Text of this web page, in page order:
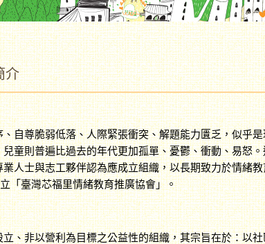
介
、自尊脆弱低落、人際緊張衝突、解題能力匱乏，似乎
兒童則普遍比過去的年代更加孤單、憂鬱、衝動、易怒
業人士與志工夥伴認為應成立組織，以長期致力於情緒
「臺灣芯福里情緒教育推廣協會」。
立、非以營利為目標之公益性的組織，其宗旨在於：以